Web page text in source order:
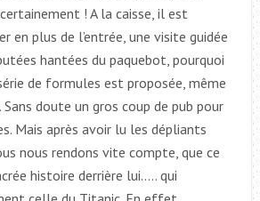
! A la caisse, il est
en plus de l’entrée, une visite guidée
hantées du paquebot, pourquoi
de formules est proposée, même
doute un gros coup de pub pour
Mais après avoir lu les dépliants
nous rendons vite compte, que ce
histoire derrière lui….. qui